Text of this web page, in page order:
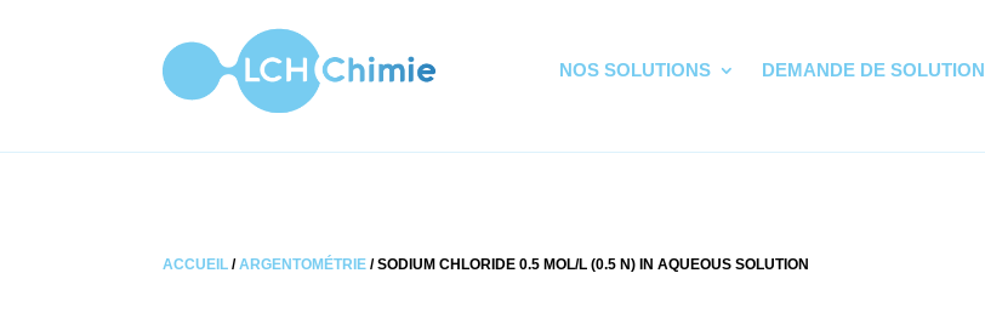
NOS SOLUTIONS DEMANDE DE SOLUTION
ACCUEIL /ARGENTOMÉTRIE / SODIUM CHLORIDE 0.5 MOL/L (0.5 N) IN AQUEOUS SOLUTION